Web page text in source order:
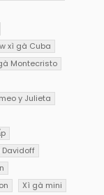
xì gà Cuba
Montecristo
y Julieta
Xì gà mini